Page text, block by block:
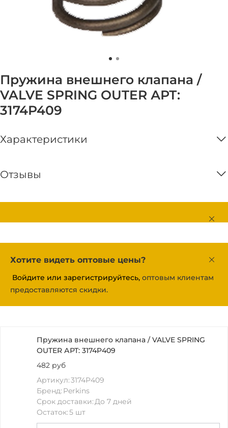
Пружина внешнего клапана /
VALVE SPRING OUTER АРТ:
3174P409
Характеристики
Отзывы
Хотите видеть оптовые цены?
Войдите или зарегистрируйтесь, оптовым клиентам
предоставляются скидки.
Пружина внешнего клапана / VALVE SPRING
OUTER АРТ: 3174P409
482 руб
Артикул:3174P409
Бренд: Perkins
Срок доставки:До 7 дней
Остаток:5 шт